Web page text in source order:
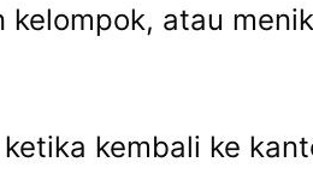
atau
kembali ke